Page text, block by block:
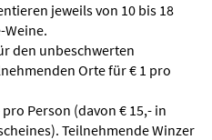
jeweils von 10 bis 18
Weine.
den unbeschwerten
Orte für € 1 pro
Person (davon € 15,- in
Teilnehmende Winzer